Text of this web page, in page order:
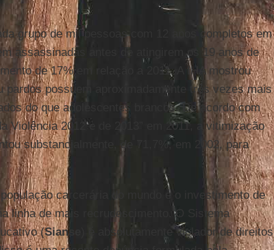
grupo de mil pessoas com 12 anos completos em
assassinadas antes de atingirem os 19 anos de
de 17% em relação a 2011. A IHA mostrou
pardos possuem aproximadamente três vezes mais
do que adolescentes brancos. De acordo com
Violência 2012 e de 2013” em 2011, a vitimização
substancialmente, de 71,7%, em 2002, para
carcerária do mundo e o investimento de
linha de mais recrudescimento. O Sistema
(Sianse
) é absolutamente violador de direitos